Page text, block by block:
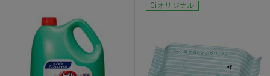
Ciオリジナル